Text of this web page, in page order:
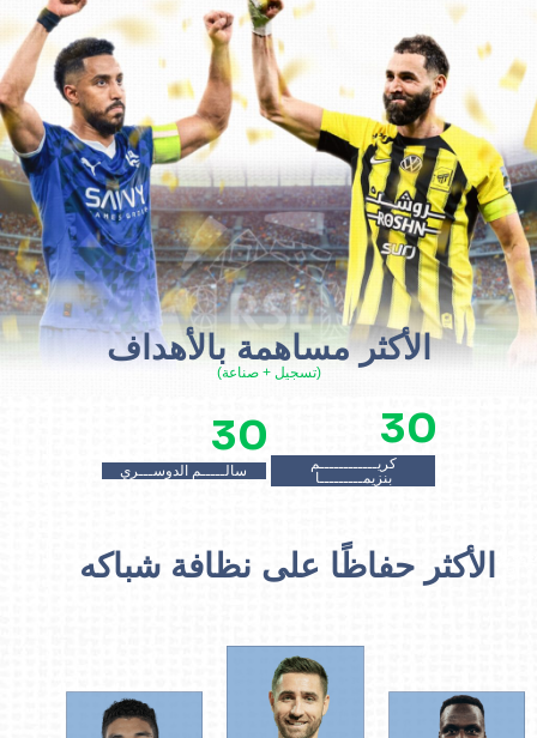
الأكثر مساهمة بالأهداف
(تسجيل + صناعة)
30
كريــــــــــــم
بنزيمـــــــــا
30
سالـــــم الدوســـري
الأكثر حفاظًا على نظافة شباكه